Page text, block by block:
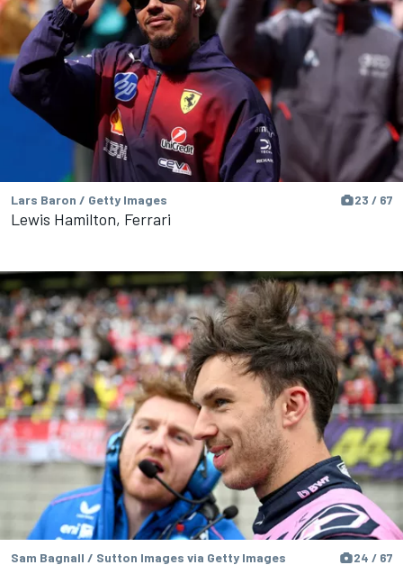
Lars Baron / Getty Images 23 / 67
Lewis Hamilton, Ferrari
Sam Bagnall / Sutton Images via Getty Images 24 / 67